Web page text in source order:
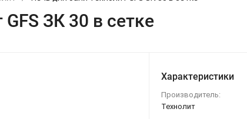
ЗК 30 в сетке
Характеристики
Производитель:
Технолит